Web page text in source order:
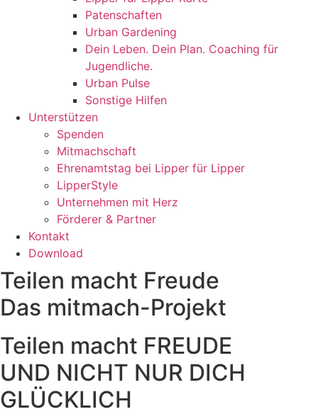
Patenschaften
Urban Gardening
Dein Leben. Dein Plan. Coaching für
Jugendliche.
Urban Pulse
Sonstige Hilfen
Unterstützen
Spenden
Mitmachschaft
Ehrenamtstag bei Lipper für Lipper
LipperStyle
Unternehmen mit Herz
Förderer & Partner
Kontakt
Download
Teilen macht Freude
Das mitmach-Projekt
Teilen macht FREUDE
UND NICHT NUR DICH
GLÜCKLICH